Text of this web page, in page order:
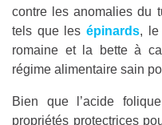
contre les anomalies du
tels que lesépinards, le
romaine et la bette à
régime alimentaire sain
Bien que l’acide
propriétés protectrices